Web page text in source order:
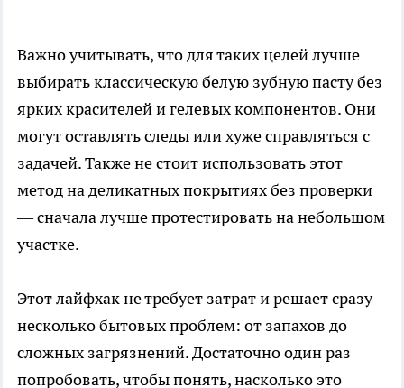
Важно учитывать, что для таких целей лучше
выбирать классическую белую зубную пасту без
ярких красителей и гелевых компонентов. Они
могут оставлять следы или хуже справляться с
задачей. Также не стоит использовать этот
метод на деликатных покрытиях без проверки
— сначала лучше протестировать на небольшом
участке.
Этот лайфхак не требует затрат и решает сразу
несколько бытовых проблем: от запахов до
сложных загрязнений. Достаточно один раз
попробовать, чтобы понять, насколько это